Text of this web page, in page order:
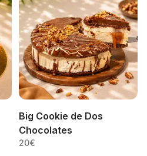
Big Cookie de Dos
Chocolates
20€